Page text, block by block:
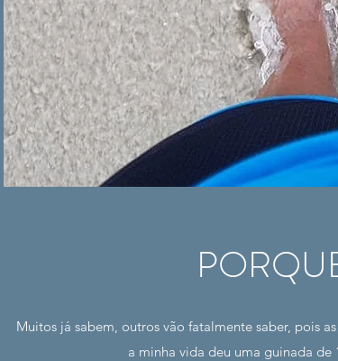
Muitos já sabem, outros vão fatalmente saber, pois
a minha vida deu uma guinada de